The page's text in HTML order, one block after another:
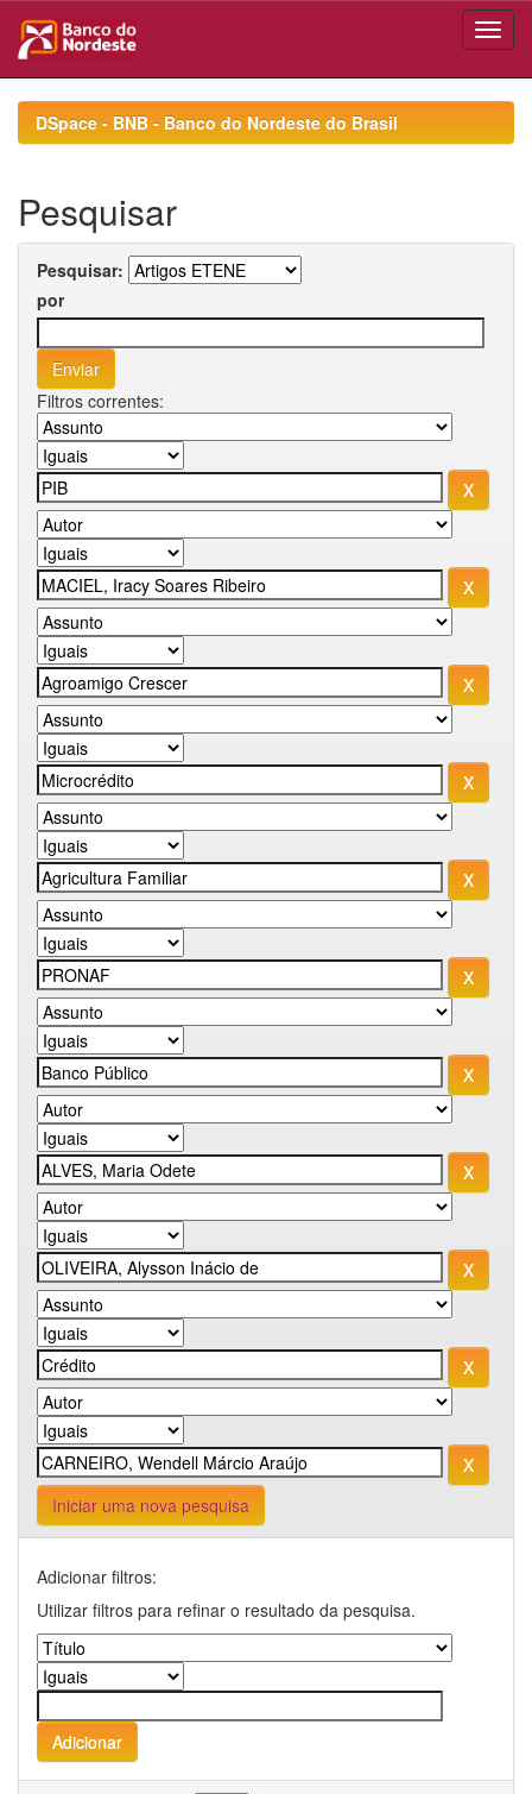
navigationDSpace - BNB - Banco do Nordeste do Brasil
Pesquisar
Pesquisar:
por
Filtros correntes:
Iniciar uma nova pesquisa
Adicionar filtros:
Utilizar filtros para refinar o resultado da pesquisa.